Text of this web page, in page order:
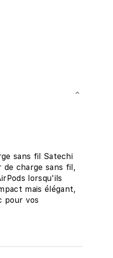
sans fil Satechi
de charge sans fil,
lorsqu'ils
mais élégant,
pour vos